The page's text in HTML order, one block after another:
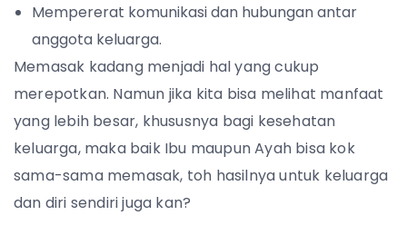
Mempererat komunikasi dan hubungan antar
anggota keluarga.
Memasak kadang menjadi hal yang cukup
merepotkan. Namun jika kita bisa melihat manfaat
yang lebih besar, khususnya bagi kesehatan
keluarga, maka baik Ibu maupun Ayah bisa kok
sama-sama memasak, toh hasilnya untuk keluarga
dan diri sendiri juga kan?